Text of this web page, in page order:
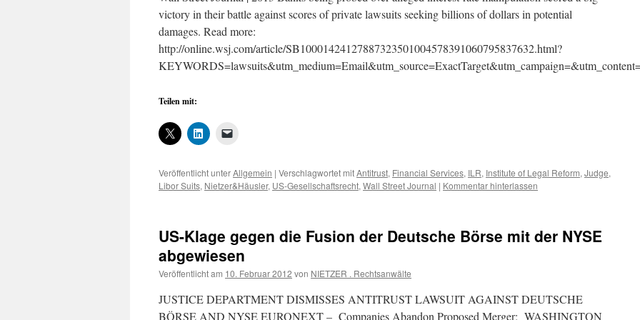
victory in their battle against scores of private lawsuits seeking billions of dollars in potential
damages. Read more:
http://online.wsj.com/article/SB10001424127887323501004578391060795837632.html?
Teilen mit:
Veröffentlicht unterAllgemein | Verschlagwortet mitAntitrust, Financial Services, ILR, Institute of Legal Reform, Judge,
Libor Suits, Nietzer&Häusler, US-Gesellschaftsrecht, Wall Street Journal | Kommentar hinterlassen
US-Klage gegen die Fusion der Deutsche Börse mit der NYSE
abgewiesen
Veröffentlicht am 10. Februar 2012 von NIETZER . Rechtsanwälte
JUSTICE DEPARTMENT DISMISSES ANTITRUST LAWSUIT AGAINST DEUTSCHE
BÖRSE AND NYSE EURONEXT – Companies Abandon Proposed Merger; WASHINGTON